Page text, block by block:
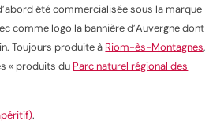
été commercialisée sous la marque
comme logo la bannière d’Auvergne dont
Toujours produite à Riom-ès-Montagnes,
« produits du Parc naturel régional des
.